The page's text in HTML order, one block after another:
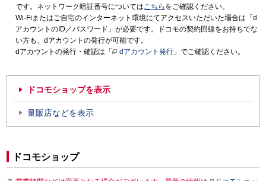
です。ネットワーク暗証番号についてはこちら をご確認ください。
Wi-Fiまたはご自宅のインターネット環境にてアクセスいただいた場合は「d
アカウントのID／パスワード」が必要です。ドコモの契約回線をお持ちでな
い方も、dアカウントの発行が可能です。
dアカウントの発行・確認は「
dアカウント発行 」でご確認ください。
ドコモショップを表示
量販店などを表示
ドコモショップ